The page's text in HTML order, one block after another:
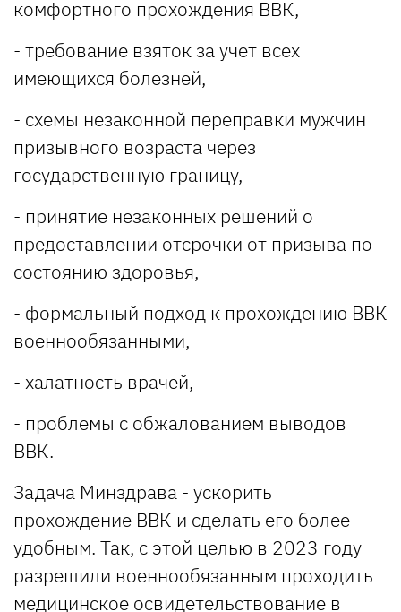
комфортного прохождения ВВК,
- требование взяток за учет всех
имеющихся болезней,
- схемы незаконной переправки мужчин
призывного возраста через
государственную границу,
- принятие незаконных решений о
предоставлении отсрочки от призыва по
состоянию здоровья,
- формальный подход к прохождению ВВК
военнообязанными,
- халатность врачей,
- проблемы с обжалованием выводов
ВВК.
Задача Минздрава - ускорить
прохождение ВВК и сделать его более
удобным. Так, с этой целью в 2023 году
разрешили военнообязанным проходить
медицинское освидетельствование в